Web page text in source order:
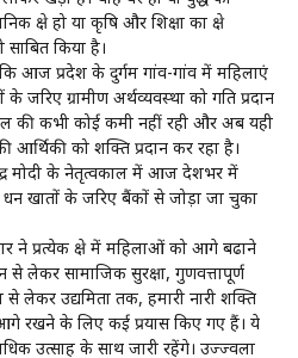
क्षेत्र हो या कृषि और शिक्षा का क्षेत्र
किया है।
कि आज प्रदेश के दुर्गम गांव-गांव में महिलाएं
जरिए ग्रामीण अर्थव्यवस्था को गति प्रदान
की कभी कोई कमी नहीं रही और अब यही
को शक्ति प्रदान कर रहा है।
नरेंद्र मोदी के नेतृत्वकाल में आज देशभर में
खातों के जरिए बैंकों से जोड़ा जा चुका
ने प्रत्येक क्षेत्र में महिलाओं को आगे बढाने
से लेकर सामाजिक सुरक्षा, गुणवत्तापूर्ण
लेकर उद्यमिता तक, हमारी नारी शक्ति
आगे रखने के लिए कई प्रयास किए गए हैं। ये
उत्साह के साथ जारी रहेंगे। उज्ज्वला